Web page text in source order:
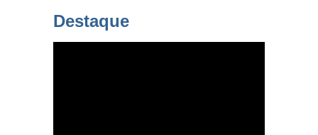
Destaque